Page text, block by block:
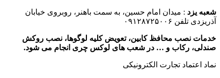
شعبه یزد : میدان امام حسین، به سمت باهنر، روبروی خیابان
آذریزدی تلفن ۰۹۱۲۸۷۲۵۰۰۶
خدمات نصب محافظ کابین، تعویض کلیه لوگوها، نصب روکش
صندلی، رکاب و … در شعب های لوکس چری انجام می شود.
نماد اعتماد تجارت الكترونیكی